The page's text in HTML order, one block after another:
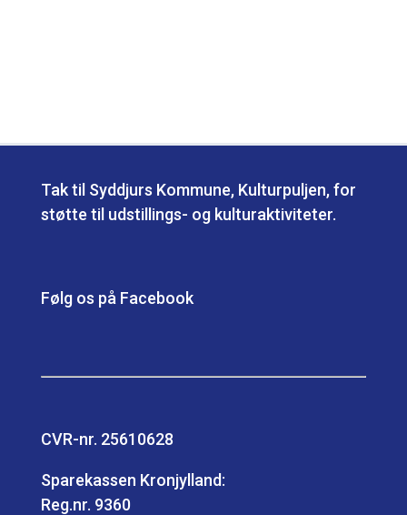
Tak til Syddjurs Kommune, Kulturpuljen, for
støtte til udstillings- og kulturaktiviteter.
Følg os på Facebook
CVR-nr. 25610628
Sparekassen Kronjylland:
Reg.nr. 9360